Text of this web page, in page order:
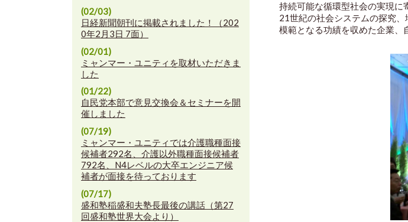
持続可能な循環型社会の実現に
21世紀の社会システムの探究
模範となる功績を収めた企業、
(02/03)
日経新聞朝刊に掲載されました！（202
0年2月3日 7面）
(02/01)
ミャンマー・ユニティを取材いただきま
した
(01/22)
自民党本部で意見交換会＆セミナーを開
催しました
(07/19)
ミャンマー・ユニティでは介護職種面接
候補者292名、介護以外職種面接候補者
792名、N4レベルの大卒エンジニア候
補者が面接を待っております
(07/17)
盛和塾稲盛和夫塾長最後の講話（第27
回盛和塾世界大会より）